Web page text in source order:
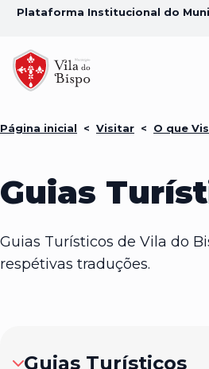
Plataforma Institucional do
Página inicial < Visitar < O que
Guias
Guias Turísticos de Vila do
respétivas traduções.
Guias Turísticos